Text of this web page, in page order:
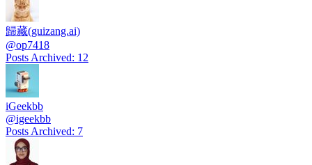
歸藏(guizang.ai)
@op7418
Posts Archived: 12
iGeekbb
@igeekbb
Posts Archived: 7